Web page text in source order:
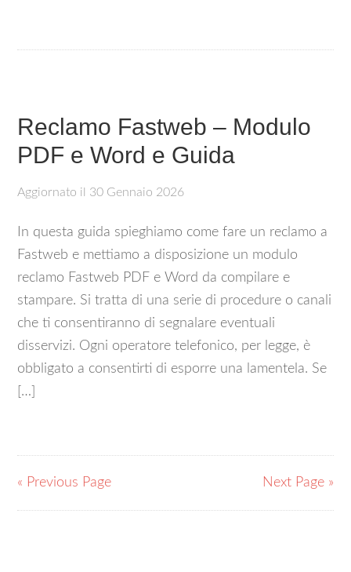
Reclamo Fastweb – Modulo
PDF e Word e Guida
Aggiornato il 30 Gennaio 2026
In questa guida spieghiamo come fare un reclamo a
Fastweb e mettiamo a disposizione un modulo
reclamo Fastweb PDF e Word da compilare e
stampare. Si tratta di una serie di procedure o canali
che ti consentiranno di segnalare eventuali
disservizi. Ogni operatore telefonico, per legge, è
obbligato a consentirti di esporre una lamentela. Se
[…]
« Previous Page Next Page »